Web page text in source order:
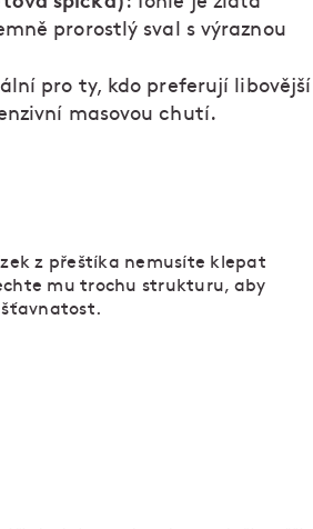
prorostlý sval s výraznou
pro ty, kdo preferují libovější
masovou chutí.
z přeštíka nemusíte klepat
mu trochu strukturu, aby